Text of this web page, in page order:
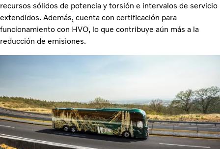
recursos sólidos de potencia y torsión e intervalos de servicio
extendidos. Además, cuenta con certificación para
funcionamiento con HVO, lo que contribuye aún más a la
reducción de emisiones.